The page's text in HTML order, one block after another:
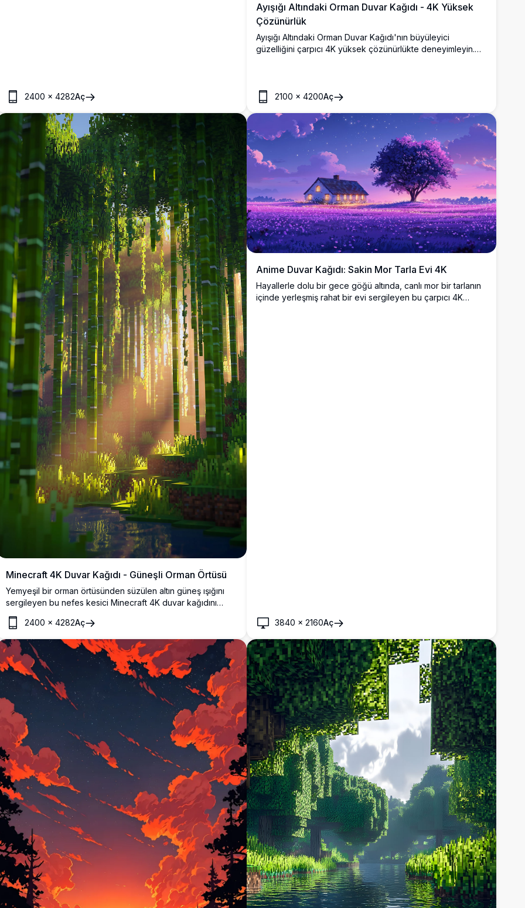
2400 ×4282Aç
Ayışığı Altındaki Orman Duvar Kağıdı - 4K Yüksek
Çözünürlük
Ayışığı Altındaki Orman Duvar Kağıdı'nın büyüleyici
güzelliğini çarpıcı 4K yüksek çözünürlükte deneyimleyin.
veya mobil ekranlar için mükemmeldir. Net ve detaylı
2100 × 4200Aç
Minecraft 4K Duvar Kağıdı - Güneşli Orman Örtüsü
Yemyeşil bir orman örtüsünden süzülen altın güneş ışığını
sergileyen bu nefes kesici Minecraft 4K duvar kağıdını
deneyimleyin. Yüksek çözünürlüklü görüntü, yüksek
ağaçlar arasında ışık ve gölgenin büyülü etkileşimini
yakalayarak huzurlu ve sürükleyici bir orman atmosferi
yaratıyor.
2400 ×4282Aç
Anime Duvar Kağıdı: Sakin Mor Tarla Evi 4K
Hayallerle dolu bir gece göğü altında, canlı mor bir tarlanın
içinde yerleşmiş rahat bir evi sergileyen bu çarpıcı 4K
3840 × 2160Aç